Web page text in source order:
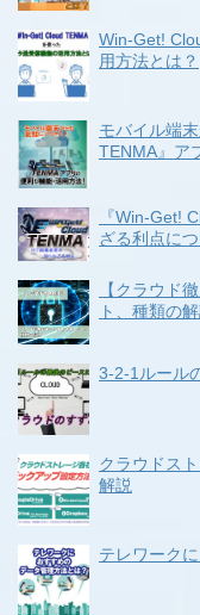
Win-Get!
用方法とは？
モバイル端
TENMA』ア
『Win-Get!
ざる利点につ
【クラウド
ト、種類の
3-2-1ルール
クラウドス
解説
テレワーク